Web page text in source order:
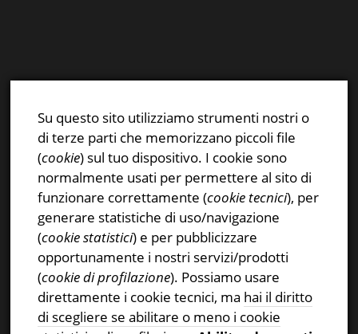
Instagram
Privacy & Cookies Policy
CERCA NEL SITO
Ricerca
Su questo sito utilizziamo strumenti nostri o
di terze parti che memorizzano piccoli file
(cookie) sul tuo dispositivo. I cookie sono
normalmente usati per permettere al sito di
funzionare correttamente (cookie tecnici), per
generare statistiche di uso/navigazione
(cookie statistici) e per pubblicizzare
opportunamente i nostri servizi/prodotti
(cookie di profilazione). Possiamo usare
direttamente i cookie tecnici, ma hai il diritto
di scegliere se abilitare o meno i cookie